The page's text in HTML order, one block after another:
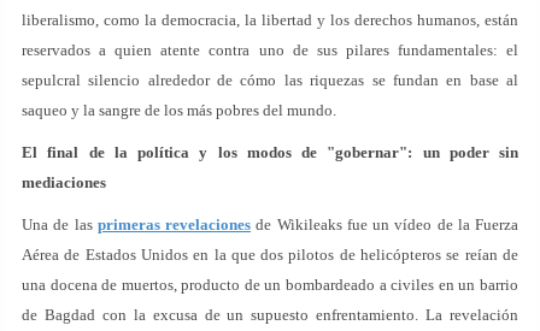
liberalismo, como la democracia, la libertad y los derechos humanos, están
reservados a quien atente contra uno de sus pilares fundamentales: el
sepulcral silencio alrededor de cómo las riquezas se fundan en base al
saqueo y la sangre de los más pobres del mundo.
El final de la política y los modos de "gobernar": un poder sin
mediaciones
Una de las primeras revelaciones de Wikileaks fue un vídeo de la Fuerza
Aérea de Estados Unidos en la que dos pilotos de helicópteros se reían de
una docena de muertos, producto de un bombardeado a civiles en un barrio
de Bagdad con la excusa de un supuesto enfrentamiento. La revelación